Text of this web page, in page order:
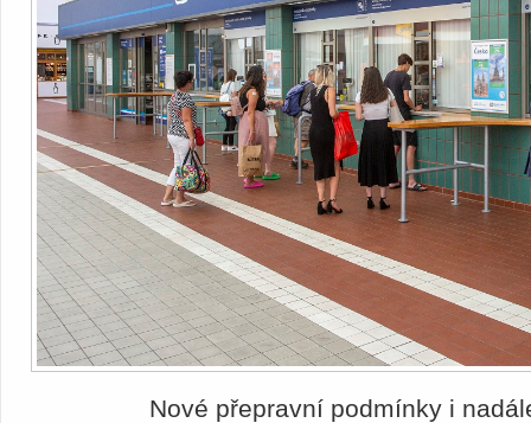
Nové přepravní podmínky i